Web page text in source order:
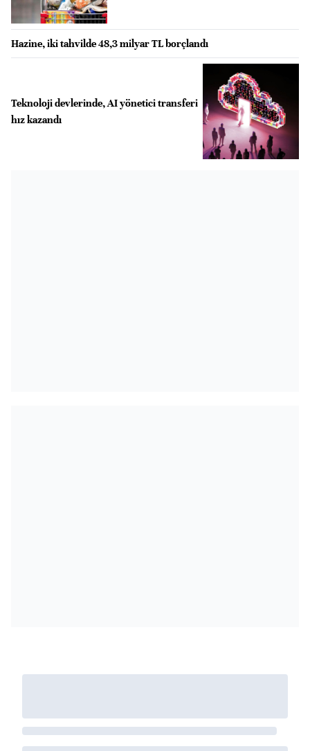
Hazine, iki tahvilde 48,3 milyar TL borçlandı
Teknoloji devlerinde, AI yönetici transferi
hız kazandı